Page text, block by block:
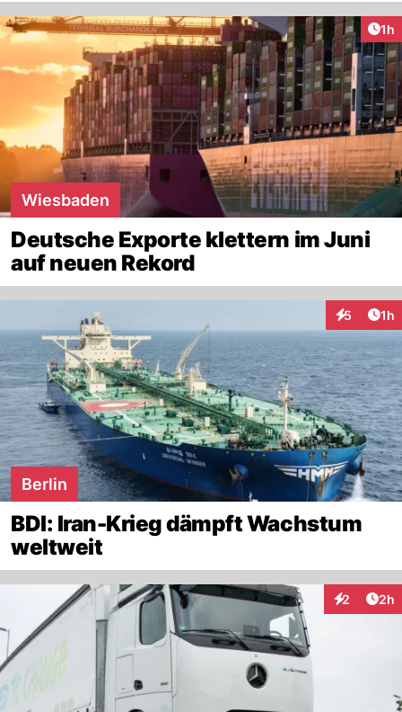
1h
Wiesbaden
Deutsche Exporte klettern im Juni
auf neuen Rekord
5 1h
Berlin
BDI: Iran-Krieg dämpft Wachstum
weltweit
2 2h